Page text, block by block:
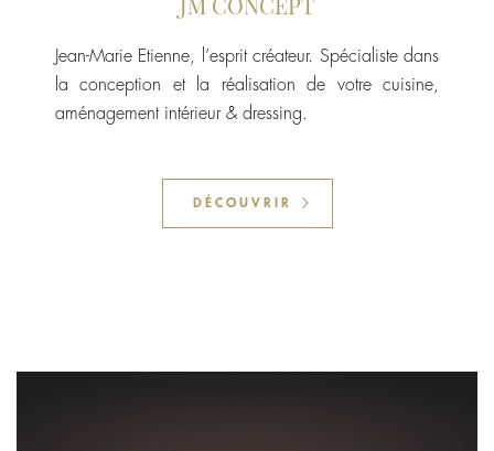
Jean-Marie Etienne, l’esprit créateur. Spécialiste dans
la conception et la réalisation de votre cuisine,
aménagement intérieur & dressing.
DÉCOUVRIR